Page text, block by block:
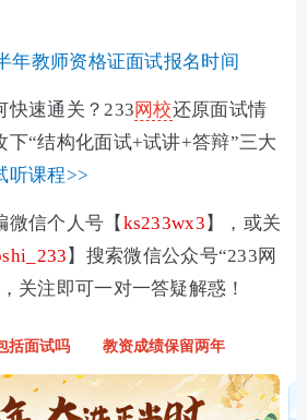
年教师资格证面试报名时间
快速通关？233网校还原面试情
下“结构化面试+试讲+答辩”三大
听课程>>
微信个人号【 ks233wx3 】，或关
】搜索微信公众号“233网
关注即可一对一答疑解惑！
括面试吗 教资成绩保留两年